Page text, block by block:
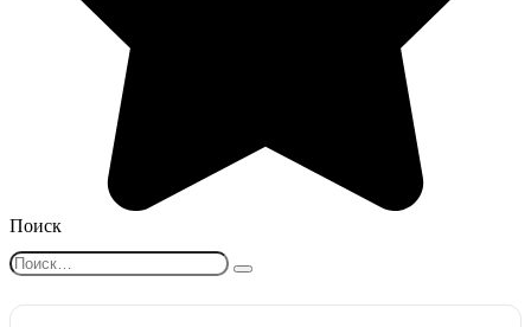
Поиск
Search
for: